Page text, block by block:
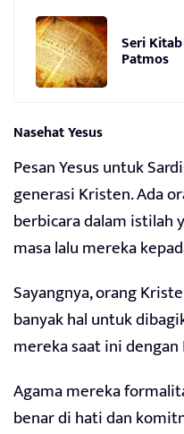
Seri
Patmos
Nasehat Yesus
Pesan Yesus untuk
generasi Kristen. Ada
berbicara dalam istilah
masa lalu mereka
Sayangnya, orang
banyak hal untuk
mereka saat ini
Agama mereka
benar di hati dan